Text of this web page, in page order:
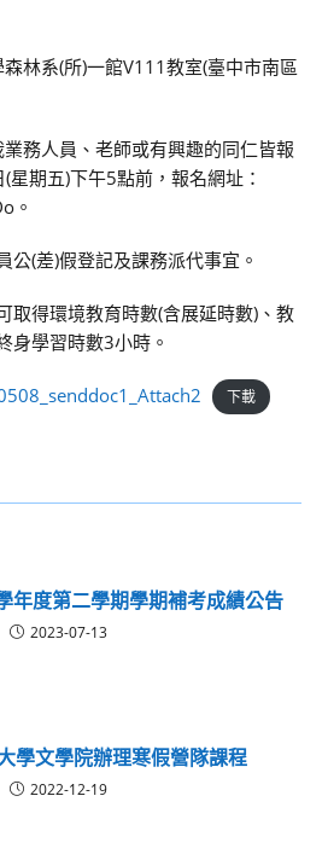
林系(所)一館V111教室(臺中市南區
務人員、老師或有興趣的同仁皆報
期五)下午5點前，報名網址：
。
公(差)假登記及課務派代事宜。
取得環境教育時數(含展延時數)、教
身學習時數3小時。
下載
年度第二學期學期補考成績公告
2023-07-13
學文學院辦理寒假營隊課程
2022-12-19